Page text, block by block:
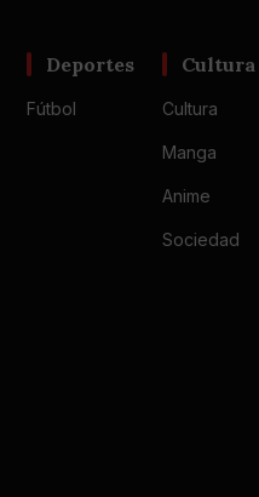
Deportes
Fútbol
Cultura
Cultura
Manga
Anime
Sociedad